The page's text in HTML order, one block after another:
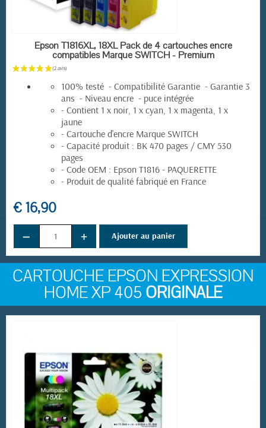
EN STOCK
Epson T1816XL, 18XL Pack de 4 cartouches encre
compatibles Marque SWITCH - Premium
100% testé - Compatibilité Garantie - Garantie 3
ans - Niveau encre - puce intégrée
- Contient 1 x noir, 1 x cyan, 1 x magenta, 1 x
jaune
- Cartouche d'encre Marque SWITCH
- Capacité produit : BK 470 pages / CMY 530
pages
- Code OEM : Epson T1816 - PAQUERETTE
- Produit de qualité fabriqué en France
€ 16,90
− + Ajouter au panier
CARTOUCHE EPSON EXPRESSION
HOME XP 405 ORIGINALE